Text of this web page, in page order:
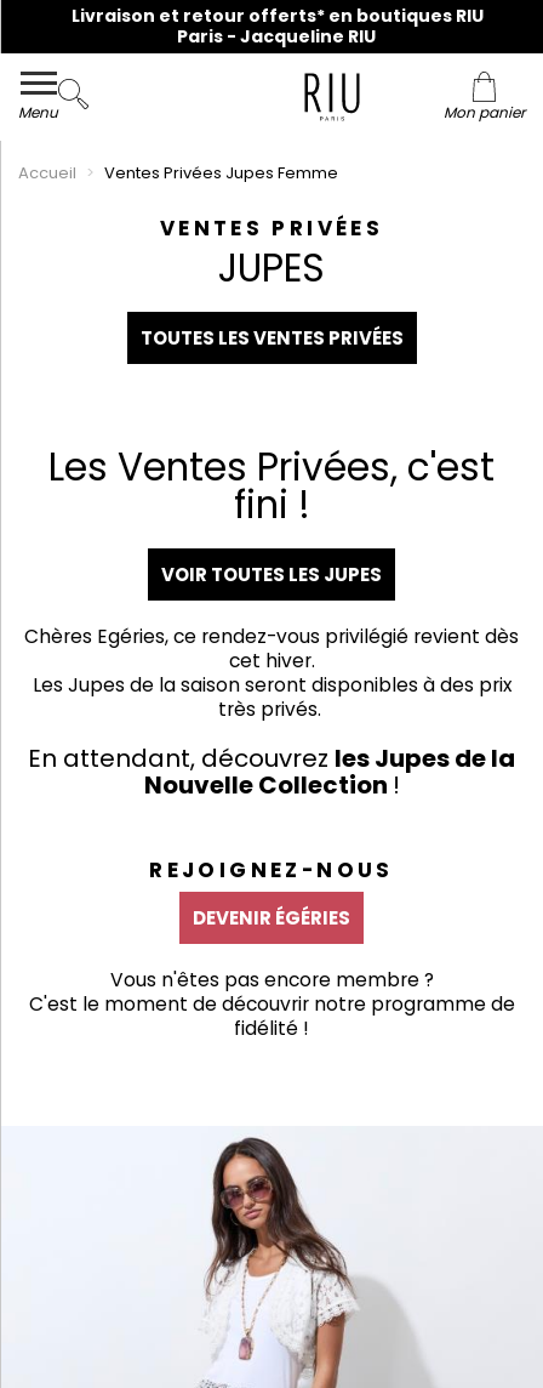
Menu Mon panier
Accueil Ventes Privées Jupes Femme
VENTES PRIVÉES
JUPES
TOUTES LES VENTES PRIVÉES
Les Ventes Privées, c'est
fini !
VOIR TOUTES LES JUPES
Chères Egéries, ce rendez-vous privilégié revient dès
cet hiver.
Les Jupes de la saison seront disponibles à des prix
très privés.
En attendant, découvrez les Jupesde la
Nouvelle Collection !
REJOIGNEZ-NOUS
DEVENIR ÉGÉRIES
Vous n'êtes pas encore membre ?
C'est le moment de découvrir notre programme de
fidélité !